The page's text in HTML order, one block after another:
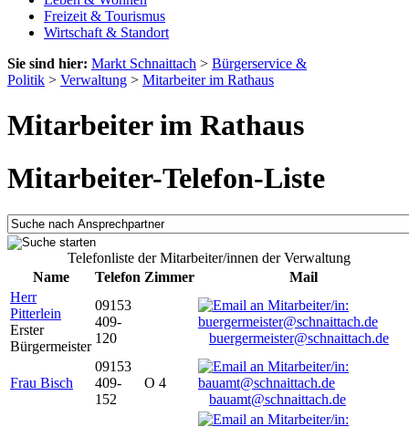
Freizeit & Tourismus
Wirtschaft & Standort
Sie sind hier: Markt Schnaittach > Bürgerservice &
Politik > Verwaltung > Mitarbeiter im Rathaus
Mitarbeiter im Rathaus
Mitarbeiter-Telefon-Liste
Telefonliste der Mitarbeiter/innen der Verwaltung
Name
Telefon Zimmer
Mail
Herr
Pitterlein
Erster
Bürgermeister
09153
409-
120
buergermeister@schnaittach.de
Frau Bisch
09153
409-
152
O 4
bauamt@schnaittach.de